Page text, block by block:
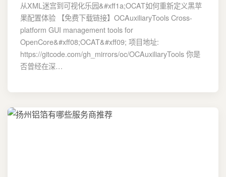
从XML迷宫到可视化乐园&#xff1a;OCAT如何重新定义黑苹
果配置体验 【免费下载链接】OCAuxiliaryTools Cross-
platform GUI management tools for
OpenCore&#xff08;OCAT&#xff09; 项目地址:
https://gitcode.com/gh_mirrors/oc/OCAuxiliaryTools 你是
否曾经在深…